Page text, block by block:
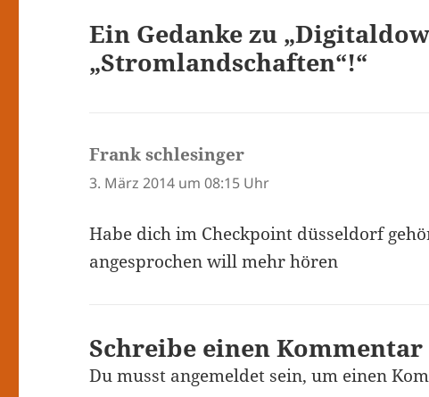
Ein Gedanke zu
„Stromlandschaften“!“
Frank schlesinger
3. März 2014 um 08:15 Uhr
Habe dich im Checkpoint düsseldorf
angesprochen will mehr hören
Schreibe einen Kommentar
Du musst angemeldet sein, um einen